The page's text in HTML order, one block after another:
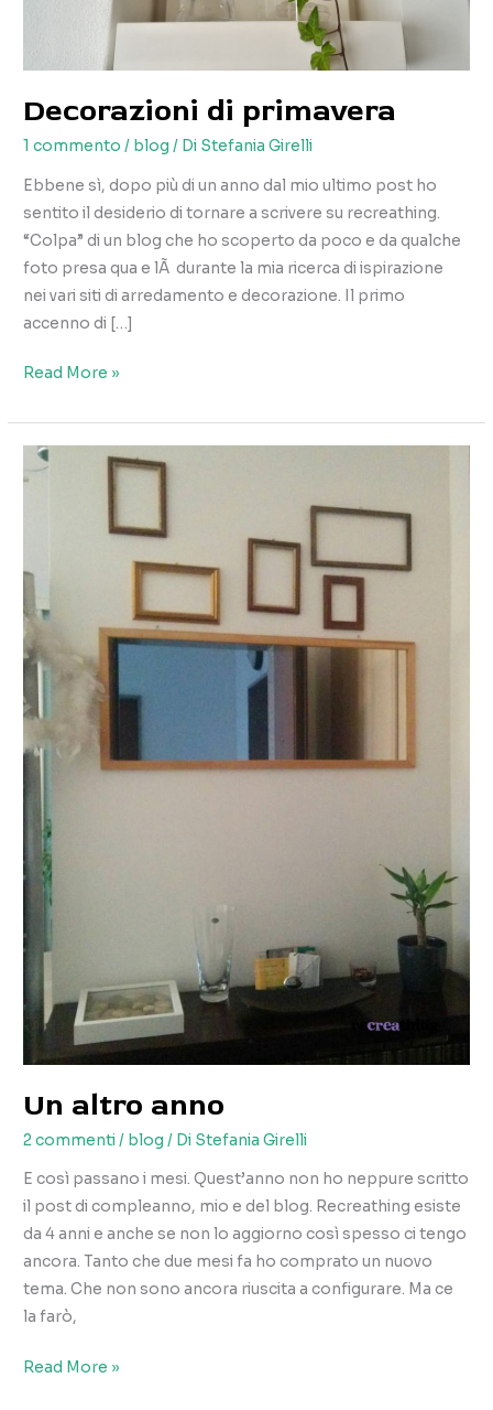
Decorazioni di primavera
1 commento / blog / Di Stefania Girelli
Ebbene sì, dopo più di un anno dal mio ultimo post ho
sentito il desiderio di tornare a scrivere su recreathing.
“Colpa” di un blog che ho scoperto da poco e da qualche
foto presa qua e lÃ durante la mia ricerca di ispirazione
nei vari siti di arredamento e decorazione. Il primo
accenno di […]
Decorazioni
primavera
Read More »
Un altro anno
2 commenti/ blog / Di Stefania Girelli
E così passano i mesi. Quest’anno non ho neppure scritto
il post di compleanno, mio e del blog. Recreathing esiste
da 4 anni e anche se non lo aggiorno così spesso ci tengo
ancora. Tanto che due mesi fa ho comprato un nuovo
tema. Che non sono ancora riuscita a configurare. Ma ce
la farò,
Un
Read More »